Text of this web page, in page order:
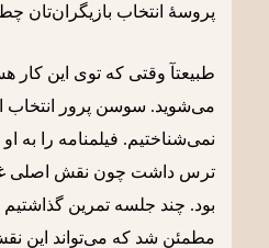
پروسۀ انتخاب بازیگران‌تان
طبیعتآ وقتی که توی این کار
می‌شوید. سوسن پرور انتخاب
نمی‌شناختیم. فیلمنامه را به
ترس داشت چون نقش اصلی
بود. چند جلسه تمرین گذاشتیم
مطمئن شد که می‌تواند این